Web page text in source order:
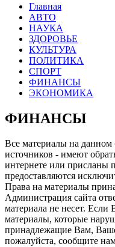
Главная
АВТО
НАУКА
ЗДОРОВЬЕ
КУЛЬТУРА
ПОЛИТИКА
СПОРТ
ФИНАНСЫ
ЭКОНОМИКА
ФИНАНСЫ
Все материалы на данном
источников - имеют
интернете или присланы
предоставляются
Права на материалы
Администрация сайта
материала не несет.
материалы, которые
принадлежащие Вам,
пожалуйста, сообщите